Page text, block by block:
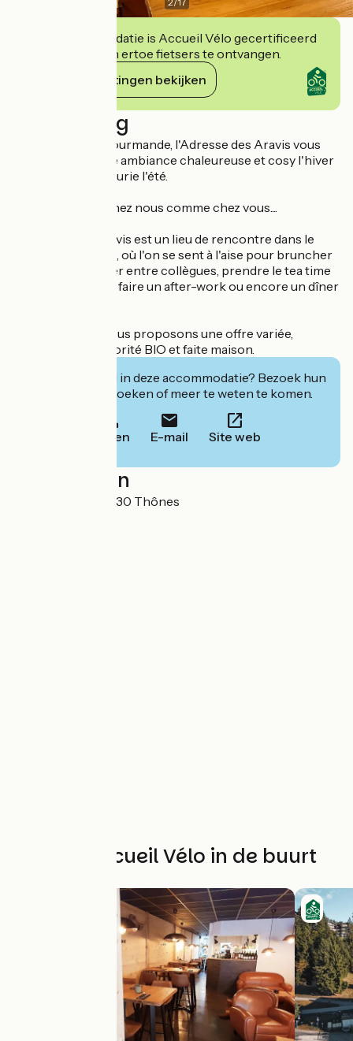
Deze accommodatie is Accueil Vélo gecertificeerd
en verbindt zich ertoe fietsers te ontvangen.
Haar verplichtingen bekijken
Beschrijving
Véritable étape gourmande, l'Adresse des Aravis vous
accueille dans une ambiance chaleureuse et cosy l'hiver
et une terrasse fleurie l'été.
Que vous soyez chez nous comme chez vous....
L'Adresse des Aravis est un lieu de rencontre dans le
centre de Thônes, où l'on se sent à l'aise pour bruncher
en famille, déjeuner entre collègues, prendre le tea time
avec votre mamie, faire un after-work ou encore un dîner
Pour cela, nous vous proposons une offre variée,
qualitative, en majorité BIO et faite maison.
Geïnteresseerd in deze accommodatie? Bezoek hun
website om te boeken of meer te weten te komen.
Bellen E-mail Site web
Localisation
4 rue Blanche 74230 Thônes
Andere Accueil Vélo in de buurt